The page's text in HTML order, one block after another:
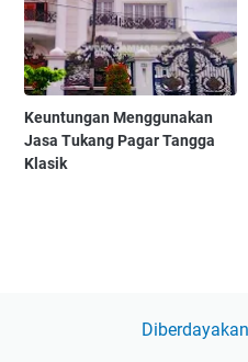
Keuntungan Menggunakan
Jasa Tukang Pagar Tangga
Klasik